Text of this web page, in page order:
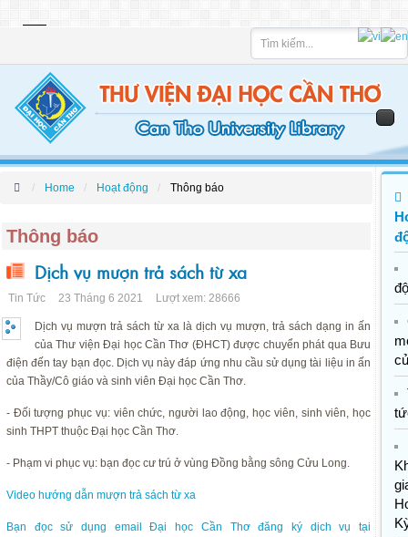
Home Hoạt động Thông báo
Thông báo
Dịch vụ mượn trả sách từ xa
Tin Tức 23 Tháng 6 2021 Lượt xem: 28666
Dịch vụ mượn trả sách từ xa là dịch vụ mượn, trả sách dạng in ấn
của Thư viện Đại học Cần Thơ (ĐHCT) được chuyển phát qua Bưu
điện đến tay bạn đọc. Dịch vụ này đáp ứng nhu cầu sử dụng tài liệu in ấn
của Thầy/Cô giáo và sinh viên Đại học Cần Thơ.
- Đối tượng phục vụ: viên chức, người lao động, học viên, sinh viên, học
sinh THPT thuộc Đại học Cần Thơ.
- Phạm vi phục vụ: bạn đọc cư trú ở vùng Đồng bằng sông Cửu Long.
Video hướng dẫn mượn trả sách từ xa
Bạn đọc sử dụng email Đại học Cần Thơ đăng ký dịch vụ tại